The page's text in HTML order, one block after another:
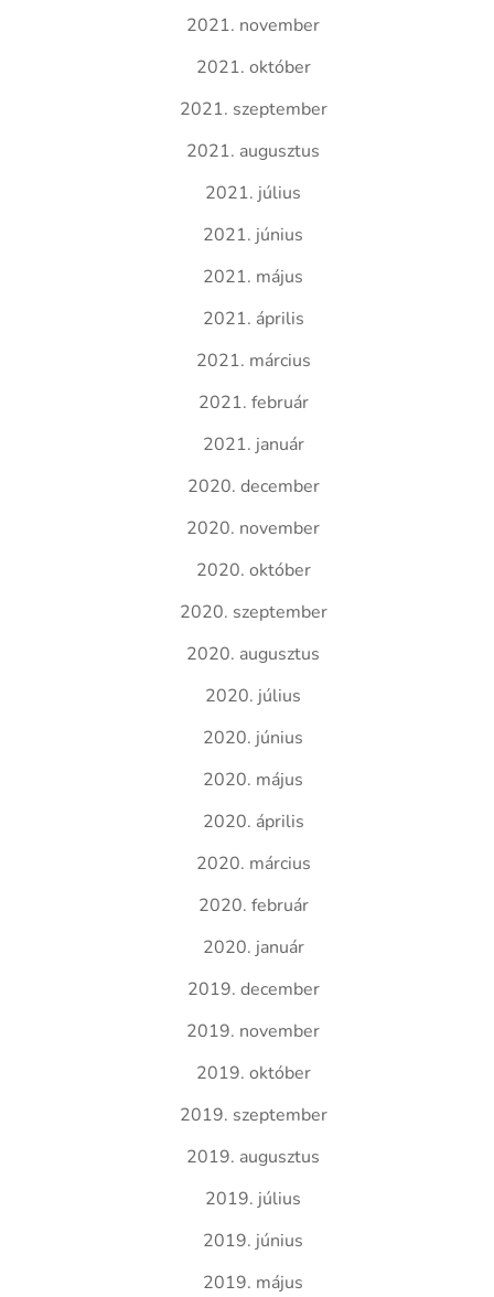
2021. november
2021. október
2021. szeptember
2021. augusztus
2021. július
2021. június
2021. május
2021. április
2021. március
2021. február
2021. január
2020. december
2020. november
2020. október
2020. szeptember
2020. augusztus
2020. július
2020. június
2020. május
2020. április
2020. március
2020. február
2020. január
2019. december
2019. november
2019. október
2019. szeptember
2019. augusztus
2019. július
2019. június
2019. május